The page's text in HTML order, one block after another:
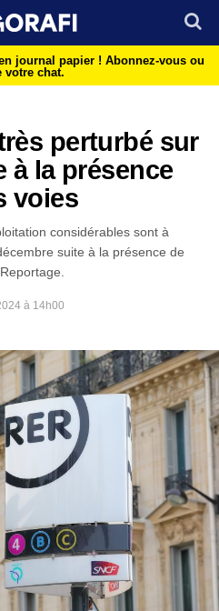
journal papier ! Abonnez-vous ou
votre chat.
perturbé sur
à la présence
voies
considérables sont à
suite à la présence de
à 14h00